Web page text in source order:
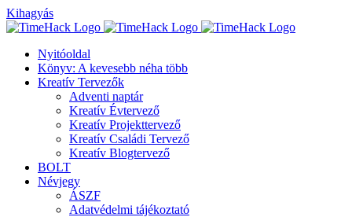
Kihagyás
Nyitóoldal
Könyv: A kevesebb néha több
Kreatív Tervezők
Adventi naptár
Kreatív Évtervező
Kreatív Projekttervező
Kreatív Családi Tervező
Kreatív Blogtervező
BOLT
Névjegy
ÁSZF
Adatvédelmi tájékoztató